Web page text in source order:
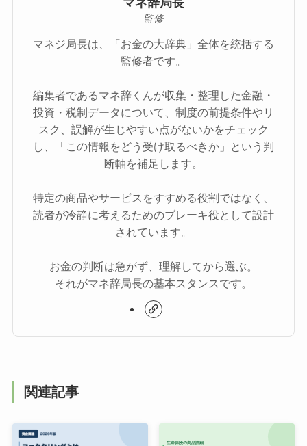
監修
マネジ局長は、「お金の大辞典」全体を統括する
監修者です。
編集者であるマネ辞くんが収集・整理した金融・
投資・税制データについて、制度の前提条件やリ
スク、誤解が生じやすい点がないかをチェック
し、「この情報をどう受け取るべきか」という判
断軸を補足します。
特定の商品やサービスをすすめる役割ではなく、
読者が冷静に考えるためのブレーキ役として設計
されています。
お金の判断は急がず、理解してから選ぶ。
それがマネ辞局長の基本スタンスです。
関連記事